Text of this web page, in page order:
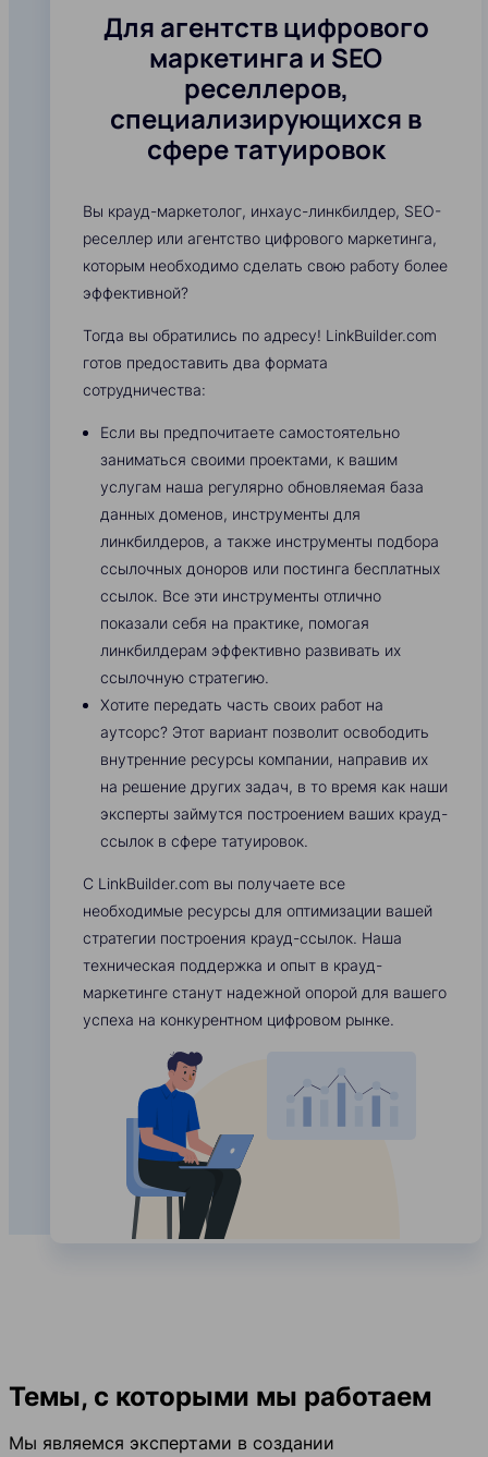
Для агентств цифрового
маркетинга и SEO
реселлеров,
специализирующихся в
сфере татуировок
Вы крауд-маркетолог, инхаус-линкбилдер, SEO-
реселлер или агентство цифрового маркетинга,
которым необходимо сделать свою работу более
эффективной?
Тогда вы обратились по адресу! LinkBuilder.com
готов предоставить два формата
сотрудничества:
Если вы предпочитаете самостоятельно
заниматься своими проектами, к вашим
услугам наша регулярно обновляемая база
данных доменов, инструменты для
линкбилдеров, а также инструменты подбора
ссылочных доноров или постинга бесплатных
ссылок. Все эти инструменты отлично
показали себя на практике, помогая
линкбилдерам эффективно развивать их
ссылочную стратегию.
Хотите передать часть своих работ на
аутсорс? Этот вариант позволит освободить
внутренние ресурсы компании, направив их
на решение других задач, в то время как наши
эксперты займутся построением ваших крауд-
ссылок в сфере татуировок.
С LinkBuilder.com вы получаете все
необходимые ресурсы для оптимизации вашей
стратегии построения крауд-ссылок. Наша
техническая поддержка и опыт в крауд-
маркетинге станут надежной опорой для вашего
успеха на конкурентном цифровом рынке.
Темы, с которыми мы работаем
Мы являемся экспертами в создании